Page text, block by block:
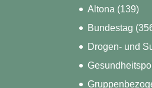
Altona (139)
Bundestag
Drogen- und